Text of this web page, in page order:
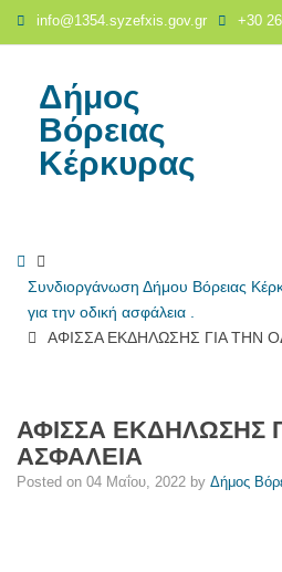
ΑΦΙΣΣΑ
ΟΔΙΚΗ
ΑΣΦΑΛΕΙΑ
info@1354.syzefxis.gov.gr +30
Δήμος
Βόρειας
Κέρκυρας
Home
Συνδιοργάνωση Δήμου Βόρειας
για την οδική ασφάλεια .
ΑΦΙΣΣΑ ΕΚΔΗΛΩΣΗΣ ΓΙΑ ΤΗΝ
ΑΦΙΣΣΑ ΕΚΔΗΛΩΣΗΣ
ΑΣΦΑΛΕΙΑ
Posted on 04 Μαΐου, 2022 by Δήμος